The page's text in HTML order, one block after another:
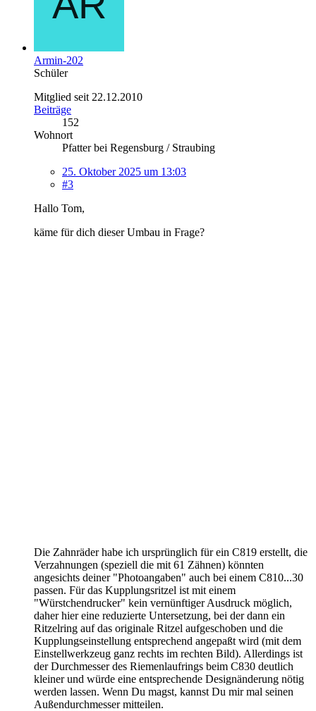
Armin-202
Schüler
Mitglied seit 22.12.2010
Beiträge
152
Wohnort
Pfatter bei Regensburg / Straubing
25. Oktober 2025 um 13:03
#3
Hallo Tom,
käme für dich dieser Umbau in Frage?
Die Zahnräder habe ich ursprünglich für ein C819 erstellt, die
Verzahnungen (speziell die mit 61 Zähnen) könnten
angesichts deiner "Photoangaben" auch bei einem C810...30
passen. Für das Kupplungsritzel ist mit einem
"Würstchendrucker" kein vernünftiger Ausdruck möglich,
daher hier eine reduzierte Untersetzung, bei der dann ein
Ritzelring auf das originale Ritzel aufgeschoben und die
Kupplungseinstellung entsprechend angepaßt wird (mit dem
Einstellwerkzeug ganz rechts im rechten Bild). Allerdings ist
der Durchmesser des Riemenlaufrings beim C830 deutlich
kleiner und würde eine entsprechende Designänderung nötig
werden lassen. Wenn Du magst, kannst Du mir mal seinen
Außendurchmesser mitteilen.